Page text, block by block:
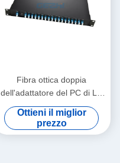
Fibra ottica doppia
dell'adattatore del PC di LC
18 canali CWDM passivo
Ottieni il miglior
prezzo